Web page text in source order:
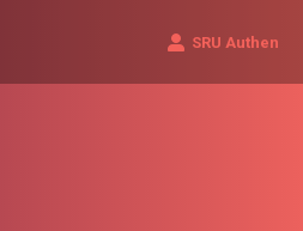
SRU Authen